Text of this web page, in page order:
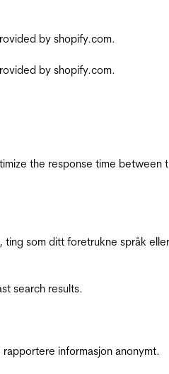
by shopify.com.
by shopify.com.
the response time between
som ditt foretrukne språk
search results.
informasjon anonymt.